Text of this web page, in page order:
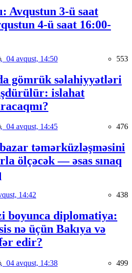
Avqustun 3-ü saat
4-ü saat 16:00-
04 avqust, 14:50 553
gömrük səlahiyyətləri
islahat
04 avqust, 14:45 476
təmərküzləşməsini
ölçəcək — əsas sınaq
14:42 438
boyunca diplomatiya:
nə üçün Bakıya və
edir?
04 avqust, 14:38 499